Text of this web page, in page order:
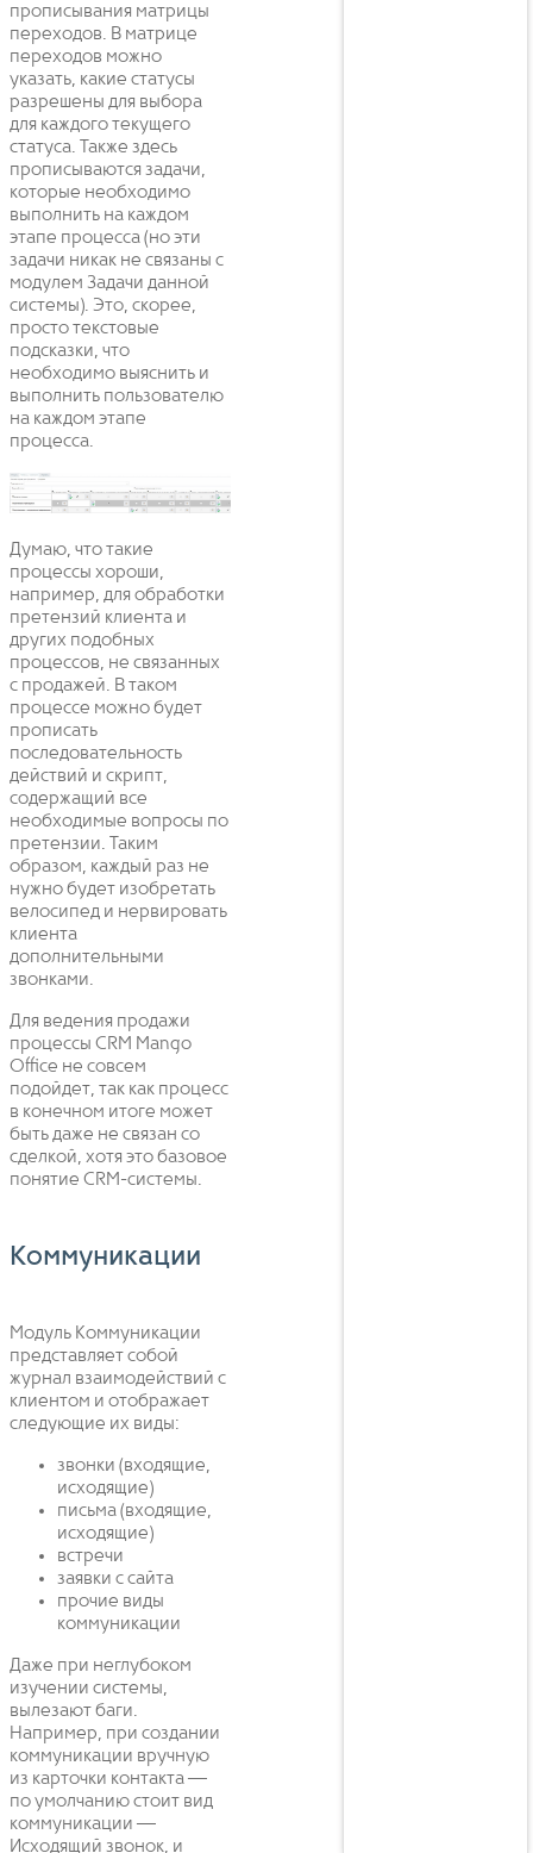
прописывания матрицы
переходов. В матрице
переходов можно
указать, какие статусы
разрешены для выбора
для каждого текущего
статуса. Также здесь
прописываются задачи,
которые необходимо
выполнить на каждом
этапе процесса (но эти
задачи никак не связаны с
модулем Задачи данной
системы). Это, скорее,
просто текстовые
подсказки, что
необходимо выяснить и
выполнить пользователю
на каждом этапе
процесса.
Думаю, что такие
процессы хороши,
например, для обработки
претензий клиента и
других подобных
процессов, не связанных
с продажей. В таком
процессе можно будет
прописать
последовательность
действий и скрипт,
содержащий все
необходимые вопросы по
претензии. Таким
образом, каждый раз не
нужно будет изобретать
велосипед и нервировать
клиента
дополнительными
звонками.
Для ведения продажи
процессы CRM Mango
Office не совсем
подойдет, так как процесс
в конечном итоге может
быть даже не связан со
сделкой, хотя это базовое
понятие CRM-системы.
Коммуникации
Модуль Коммуникации
представляет собой
журнал взаимодействий с
клиентом и отображает
следующие их виды:
звонки (входящие,
исходящие)
письма (входящие,
исходящие)
встречи
заявки с сайта
прочие виды
коммуникации
Даже при неглубоком
изучении системы,
вылезают баги.
Например, при создании
коммуникации вручную
из карточки контакта —
по умолчанию стоит вид
коммуникации —
Исходящий звонок, и